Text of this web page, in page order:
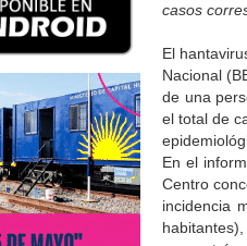
casos
El
Nacional
de una
el total de
En el
Centro
incidencia